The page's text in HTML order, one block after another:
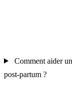
Comment aider
post-partum ?